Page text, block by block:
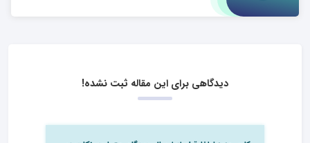
دیدگاهی برای این مقاله ثبت نشده!